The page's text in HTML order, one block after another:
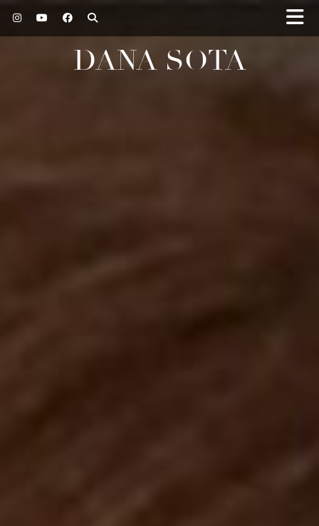
DANA SOTA